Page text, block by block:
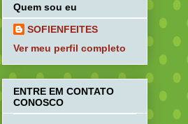
Quem sou eu
SOFIENFEITES
Ver meu perfil completo
ENTRE EM CONTATO
CONOSCO